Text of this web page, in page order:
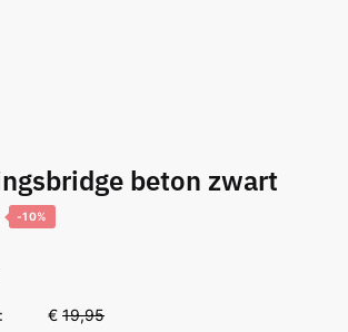
beton zwart
Huidige
-10%
: € 19,95